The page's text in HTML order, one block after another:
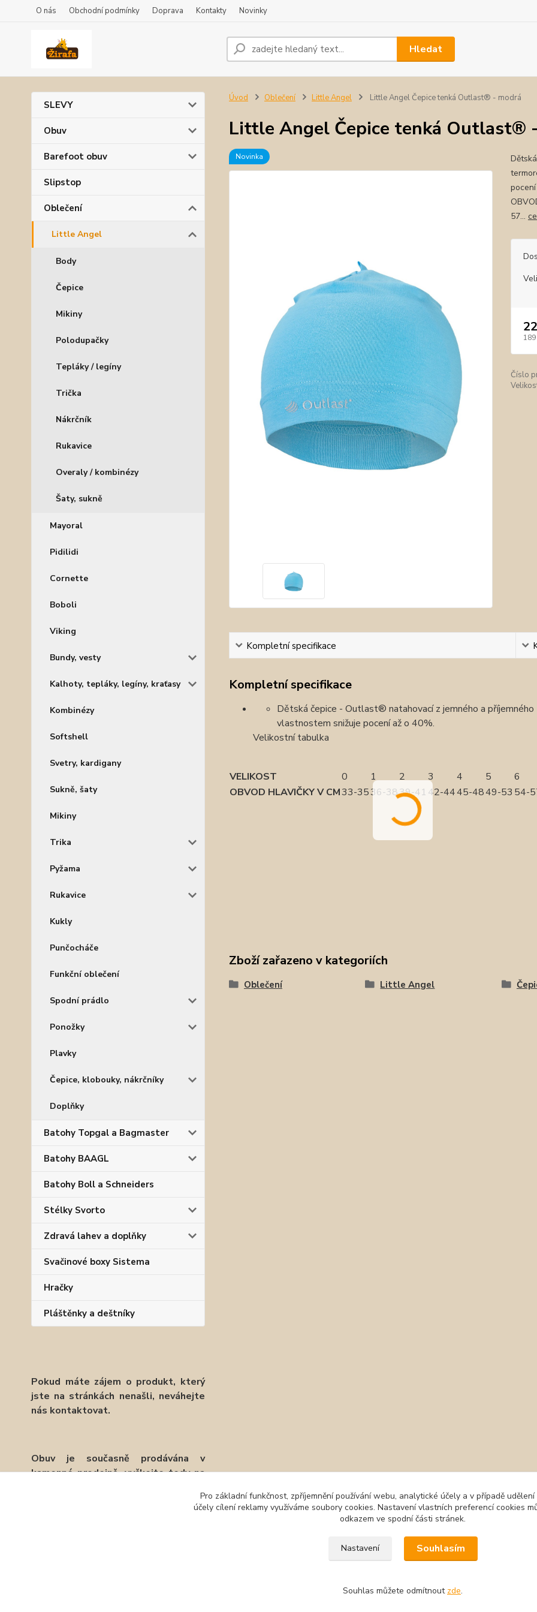
O nás Obchodní podmínky Doprava Kontakty Novinky
Hledat
SLEVY
Obuv
Barefoot obuv
Slipstop
Oblečení
Little Angel
Body
Čepice
Mikiny
Polodupačky
Tepláky / legíny
Trička
Nákrčník
Rukavice
Overaly / kombinézy
Šaty, sukně
Mayoral
Pidilidi
Cornette
Boboli
Viking
Bundy, vesty
Kalhoty, tepláky, legíny, kraťasy
Kombinézy
Softshell
Svetry, kardigany
Sukně, šaty
Mikiny
Trika
Pyžama
Rukavice
Kukly
Punčocháče
Funkční oblečení
Spodní prádlo
Ponožky
Plavky
Čepice, klobouky, nákrčníky
Doplňky
Batohy Topgal a Bagmaster
Batohy BAAGL
Batohy Boll a Schneiders
Stélky Svorto
Zdravá lahev a doplňky
Svačinové boxy Sistema
Hračky
Pláštěnky a deštníky
Pokud máte zájem o produkt, který
jste na stránkách nenašli, neváhejte
nás kontaktovat.
Obuv je současně prodávána v
kamenné prodejně, vyčkejte tedy na
Úvod Oblečení Little Angel Little Angel Čepice tenká Outlast® - modrá
Little Angel Čepice tenká Outlast®
Novinka
57...
189
Číslo
Kompletní specifikace
Kompletní specifikace
Dětská čepice - Outlast® natahovací z jemného a
vlastnostem snižuje pocení až o 40%.
Velikostní tabulka
VELIKOST 0 1 2 3 4 5
6
OBVOD HLAVIČKY V CM33-3536-3839-41 42-4445-4849-53 54-
Zboží zařazeno v kategoriích
Oblečení Little Angel
Pro základní funkčnost, zpříjemnění používání webu, analytické účely a v případě
účely cílení reklamy využíváme soubory cookies. Nastavení vlastních preferencí cookies
odkazem ve spodní části stránek.
Nastavení Souhlasím
Souhlas můžete odmítnout zde.